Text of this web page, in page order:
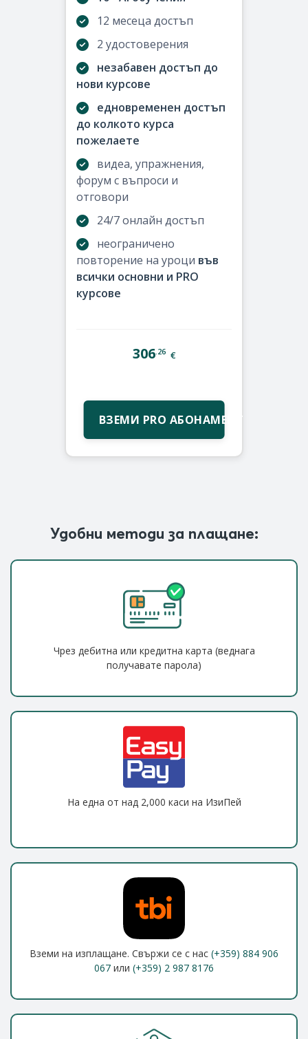
12 месеца достъп
2 удостоверения
незабавен достъп до
нови курсове
едновременен достъп
до колкото курса
пожелаете
видеа, упражнения,
форум с въпроси и
отговори
24/7 онлайн достъп
неограничено
повторение на уроци във
всички основни и PRO
курсове
306 .26 €
ВЗЕМИ PRO АБОНАМЕНТ
Удобни методи за плащане:
Чрез дебитна или кредитна карта (веднага
получавате парола)
На една от над 2,000 каси на ИзиПей
Вземи на изплащане. Свържи се с нас (+359) 884 906
067 или (+359) 2 987 8176